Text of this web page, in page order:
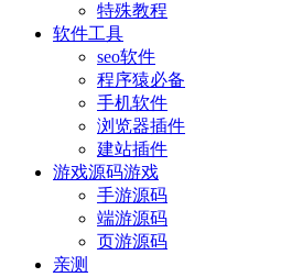
特殊教程
软件工具
seo软件
程序猿必备
手机软件
浏览器插件
建站插件
游戏源码游戏
手游源码
端游源码
页游源码
亲测